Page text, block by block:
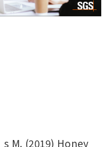
M. (2019) Honey